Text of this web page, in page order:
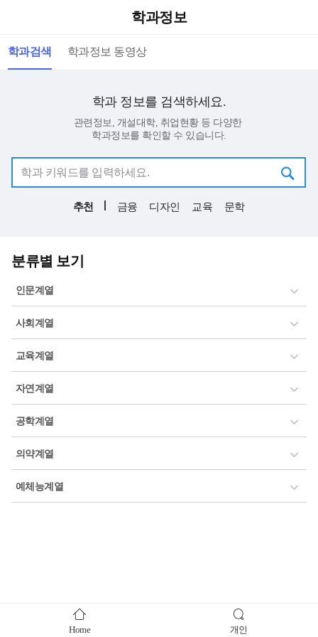
학과정보
학과검색 학과정보 동영상
학과 정보를 검색하세요.
관련정보, 개설대학, 취업현황 등 다양한
학과정보를 확인할 수 있습니다.
추천 금융 디자인 교육 문학
분류별 보기
인문계열
사회계열
교육계열
자연계열
공학계열
의약계열
예체능계열
Home 개인